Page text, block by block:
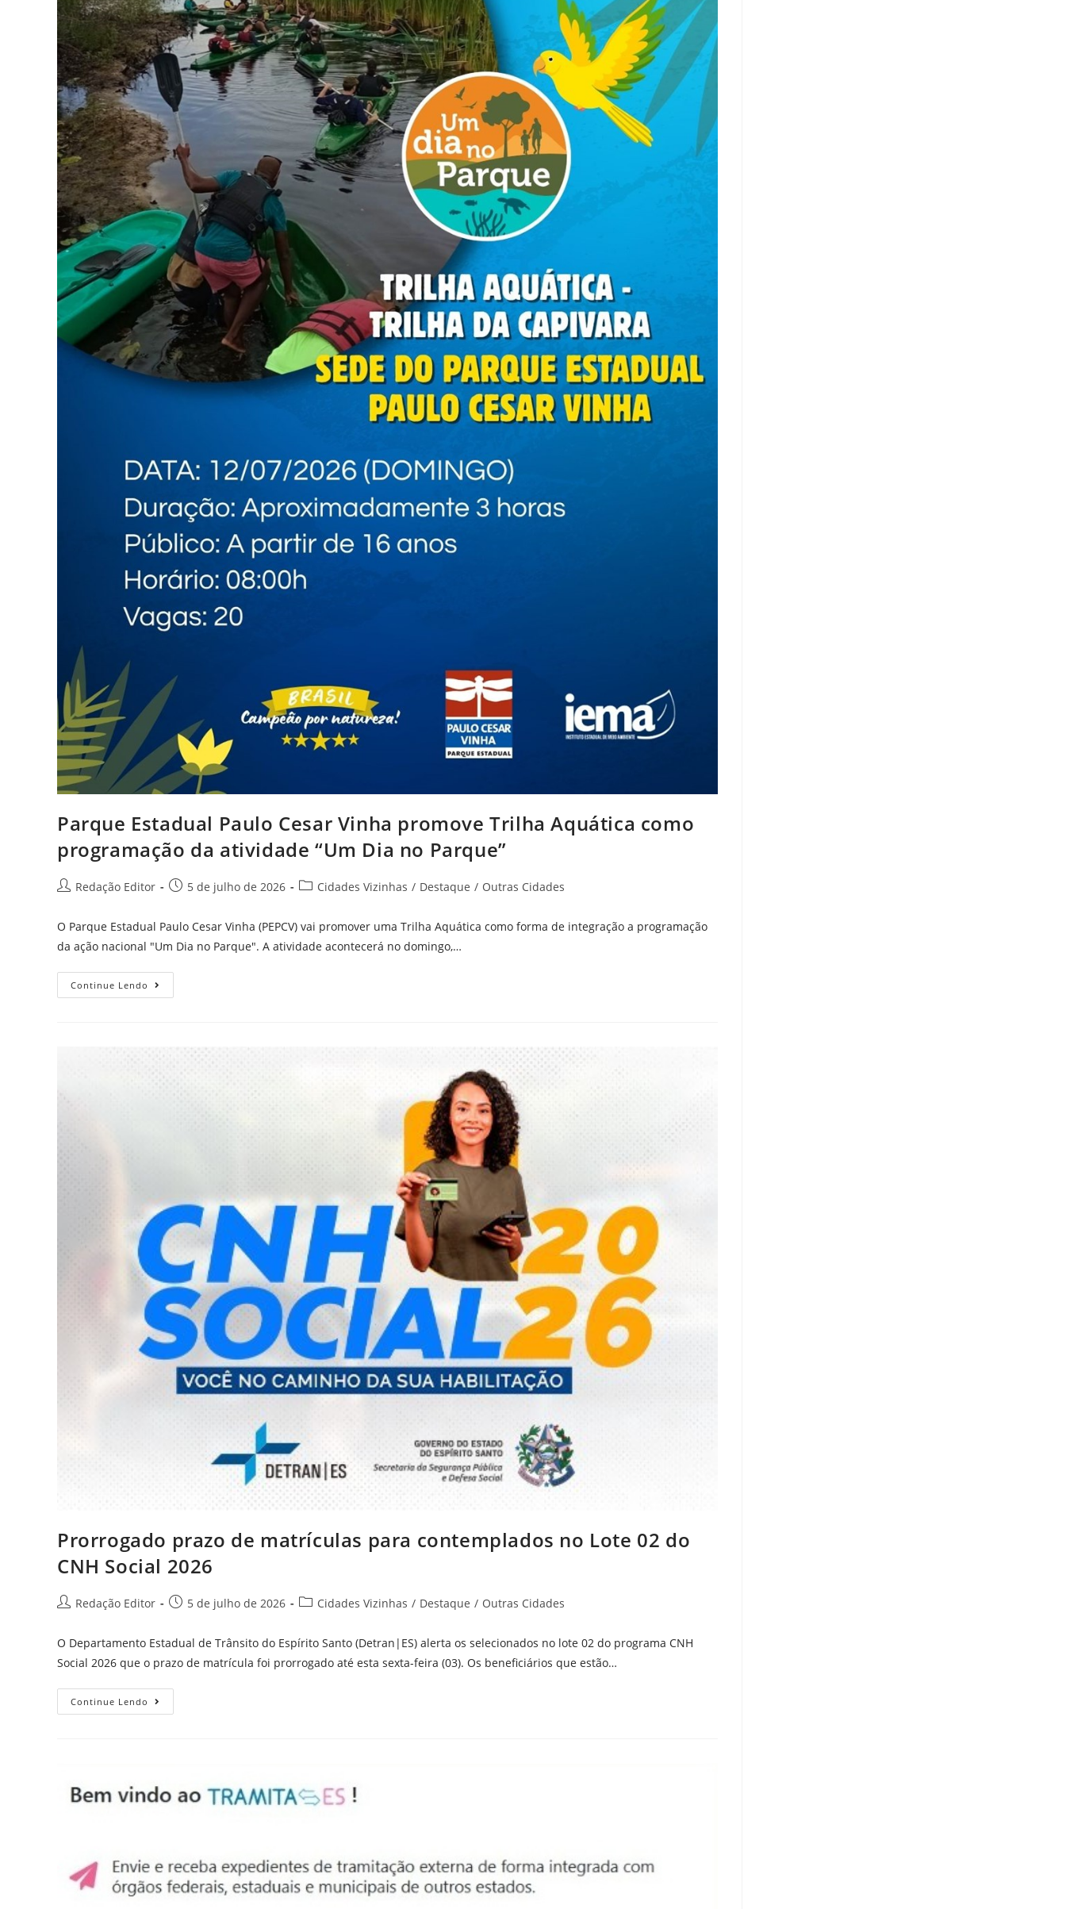
Parque Estadual Paulo Cesar Vinha promove Trilha Aquática como
programação da atividade “Um Dia no Parque”
Redação Editor 5 de julho de 2026 Cidades Vizinhas / Destaque / Outras Cidades
O Parque Estadual Paulo Cesar Vinha (PEPCV) vai promover uma Trilha Aquática como forma de integração a programação
da ação nacional "Um Dia no Parque". A atividade acontecerá no domingo,…
Continue Lendo
Prorrogado prazo de matrículas para contemplados no Lote 02 do
CNH Social 2026
Redação Editor 5 de julho de 2026 Cidades Vizinhas / Destaque / Outras Cidades
O Departamento Estadual de Trânsito do Espírito Santo (Detran|ES) alerta os selecionados no lote 02 do programa CNH
Social 2026 que o prazo de matrícula foi prorrogado até esta sexta-feira (03). Os beneficiários que estão…
Continue Lendo